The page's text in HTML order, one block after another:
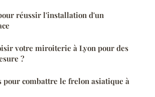
réussir l'installation d'un
votre miroiterie à Lyon pour des
?
pour combattre le frelon asiatique à